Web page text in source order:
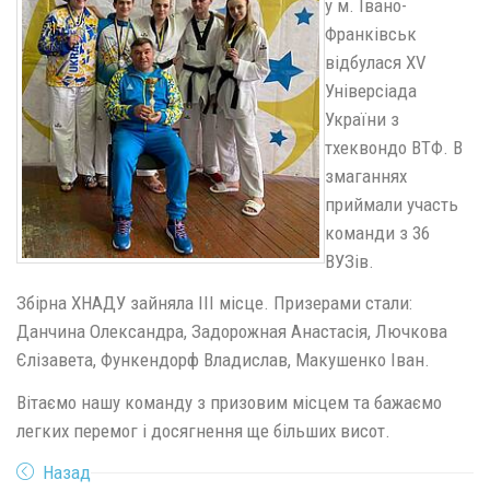
у м. Івано-
Франківськ
відбулася XV
Універсіада
України з
тхеквондо ВТФ. В
змаганнях
приймали участь
команди з 36
ВУЗів.
Збірна ХНАДУ зайняла III місце. Призерами стали:
Данчина Олександра, Задорожная Анастасія, Лючкова
Єлізавета, Функендорф Владислав, Макушенко Іван.
Вітаємо нашу команду з призовим місцем та бажаємо
легких перемог і досягнення ще більших висот.
Назад